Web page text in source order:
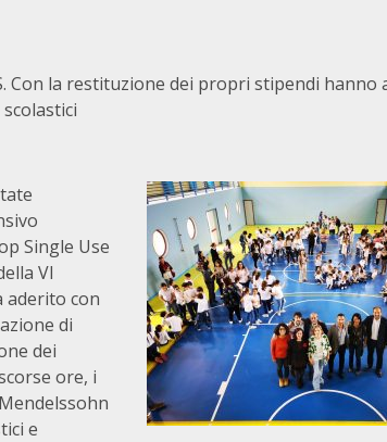
Con la restituzione dei propri stipendi hanno
Single Use
VI
aderito con
di
dei
ore, i
e